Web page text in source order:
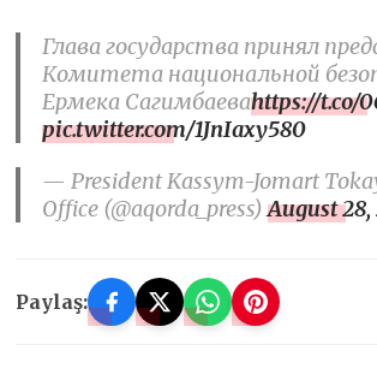
Глава государства принял
Комитета национальной
Ермека Сагимбаеваhttps://t.co/
pic.twitter.com/1JnIaxy580
— President Kassym-Jomart
Office (@aqorda_press)August 28,
Paylaş: